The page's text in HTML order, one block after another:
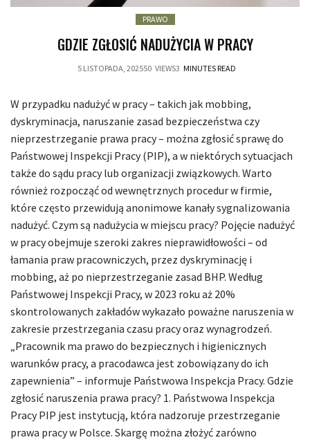
PRAWO
GDZIE ZGŁOSIĆ NADUŻYCIA W PRACY
5 LISTOPADA, 202550 VIEWS3 MINUTES READ
W przypadku nadużyć w pracy – takich jak mobbing,
dyskryminacja, naruszanie zasad bezpieczeństwa czy
nieprzestrzeganie prawa pracy – można zgłosić sprawę do
Państwowej Inspekcji Pracy (PIP), a w niektórych sytuacjach
także do sądu pracy lub organizacji związkowych. Warto
również rozpocząć od wewnętrznych procedur w firmie,
które często przewidują anonimowe kanały sygnalizowania
nadużyć. Czym są nadużycia w miejscu pracy? Pojęcie nadużyć
w pracy obejmuje szeroki zakres nieprawidłowości – od
łamania praw pracowniczych, przez dyskryminację i
mobbing, aż po nieprzestrzeganie zasad BHP. Według
Państwowej Inspekcji Pracy, w 2023 roku aż 20%
skontrolowanych zakładów wykazało poważne naruszenia w
zakresie przestrzegania czasu pracy oraz wynagrodzeń.
„Pracownik ma prawo do bezpiecznych i higienicznych
warunków pracy, a pracodawca jest zobowiązany do ich
zapewnienia” – informuje Państwowa Inspekcja Pracy. Gdzie
zgłosić naruszenia prawa pracy? 1. Państwowa Inspekcja
Pracy PIP jest instytucją, która nadzoruje przestrzeganie
prawa pracy w Polsce. Skargę można złożyć zarówno